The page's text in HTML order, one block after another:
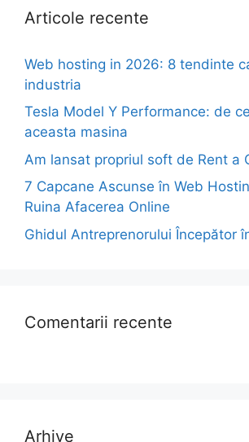
Articole recente
Web hosting in 2026: 8 tendinte
industria
Tesla Model Y Performance: de
aceasta masina
Am lansat propriul soft de Rent a
7 Capcane Ascunse în Web
Ruina Afacerea Online
Ghidul Antreprenorului Începător
Comentarii recente
Arhive